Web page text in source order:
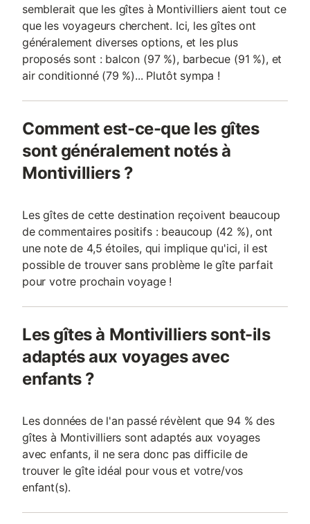
semblerait que les gîtes à Montivilliers aient tout ce
que les voyageurs cherchent. Ici, les gîtes ont
généralement diverses options, et les plus
proposés sont : balcon (97 %), barbecue (91 %), et
air conditionné (79 %)... Plutôt sympa !
Comment est-ce-que les gîtes
sont généralement notés à
Montivilliers ?
Les gîtes de cette destination reçoivent beaucoup
de commentaires positifs : beaucoup (42 %), ont
une note de 4,5 étoiles, qui implique qu'ici, il est
possible de trouver sans problème le gîte parfait
pour votre prochain voyage !
Les gîtes à Montivilliers sont-ils
adaptés aux voyages avec
enfants ?
Les données de l'an passé révèlent que 94 % des
gîtes à Montivilliers sont adaptés aux voyages
avec enfants, il ne sera donc pas difficile de
trouver le gîte idéal pour vous et votre/vos
enfant(s).